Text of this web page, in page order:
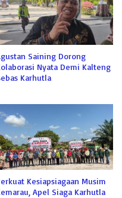
Saining Dorong
Nyata Demi Kalteng
Karhutla
Kesiapsiagaan Musim
Apel Siaga Karhutla